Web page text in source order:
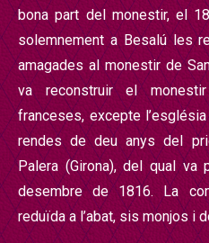
bona part del monestir, el
solemnement a Besalúles
amagades al monestir de
va reconstruir el
franceses, excepte l’església
rendes de deu anys del
Palera (Girona), del qual va
desembre de 1816. La
reduïda a l’abat, sis monjos i